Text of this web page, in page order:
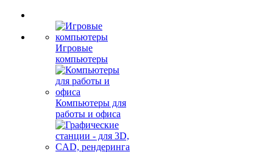
Игровые
компьютеры
Компьютеры для
работы и офиса